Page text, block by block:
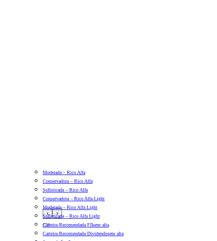
‹ ›
Moderada – Rico Alfa
Conservadora – Rico Alfa
Sofisticada – Rico Alfa
Conservadora – Rico Alfa Light
Moderada – Rico Alfa Light
Sofisticada – Rico Alfa Light
Carteira Recomendada FIIsem alta
Carteira Recomendada Dividendosem alta